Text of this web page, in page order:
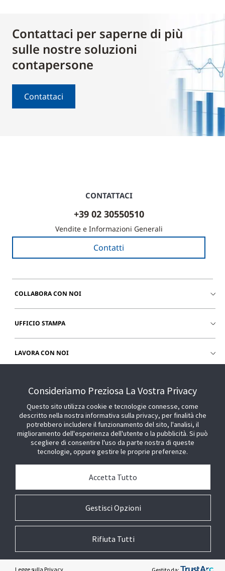
Contattaci per saperne di più
sulle nostre soluzioni
contapersone
Contattaci
CONTATTACI
+39 02 30550510
Vendite e Informazioni Generali
Contatti
COLLABORA CON NOI
UFFICIO STAMPA
LAVORA CON NOI
Legale
Consideriamo Preziosa La Vostra Privacy
Questo sito utilizza cookie e tecnologie connesse, come
descritto nella nostra informativa sulla privacy, per finalità che
potrebbero includere il funzionamento del sito, l'analisi, il
miglioramento dell'esperienza dell'utente o la pubblicità. Si può
scegliere di consentire l'uso da parte nostra di queste
tecnologie, oppure gestire le proprie preferenze.
Gestisci Opzioni
Accetta Tutto
Rifiuta Tutti
Legge sulla Privacy Gestito da:
Preferenze cookie